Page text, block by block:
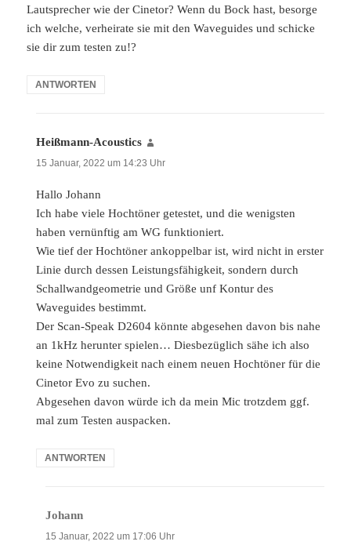
Lautsprecher wie der Cinetor? Wenn du Bock hast, besorge
ich welche, verheirate sie mit den Waveguides und schicke
sie dir zum testen zu!?
ANTWORTEN
Heißmann-Acoustics
15 Januar, 2022 um 14:23 Uhr
Hallo Johann
Ich habe viele Hochtöner getestet, und die wenigsten
haben vernünftig am WG funktioniert.
Wie tief der Hochtöner ankoppelbar ist, wird nicht in erster
Linie durch dessen Leistungsfähigkeit, sondern durch
Schallwandgeometrie und Größe unf Kontur des
Waveguides bestimmt.
Der Scan-Speak D2604 könnte abgesehen davon bis nahe
an 1kHz herunter spielen… Diesbezüglich sähe ich also
keine Notwendigkeit nach einem neuen Hochtöner für die
Cinetor Evo zu suchen.
Abgesehen davon würde ich da mein Mic trotzdem ggf.
mal zum Testen auspacken.
ANTWORTEN
Johann
15 Januar, 2022 um 17:06 Uhr